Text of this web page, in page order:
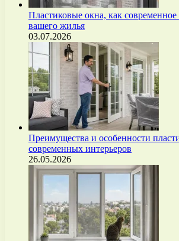
Пластиковые окна, как
вашего жилья
03.07.2026
Преимущества и особенности
современных интерьеров
26.05.2026